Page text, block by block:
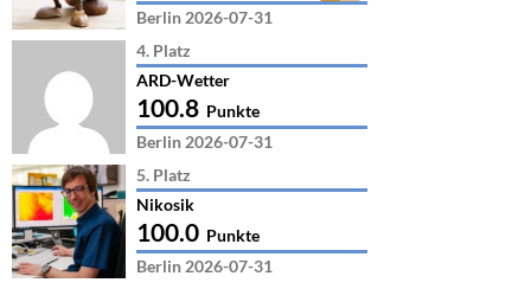
Berlin 2026-07-31
4. Platz
ARD-Wetter
100.8 Punkte
Berlin 2026-07-31
5. Platz
Nikosik
100.0 Punkte
Berlin 2026-07-31